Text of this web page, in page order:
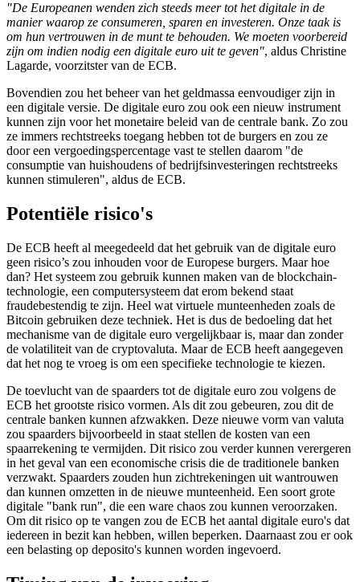
"De Europeanen wenden zich steeds meer tot het digitale in de
manier waarop ze consumeren, sparen en investeren. Onze taak is
om hun vertrouwen in de munt te behouden. We moeten voorbereid
zijn om indien nodig een digitale euro uit te geven", aldus Christine
Lagarde, voorzitster van de ECB.
Bovendien zou het beheer van het geldmassa eenvoudiger zijn in
een digitale versie. De digitale euro zou ook een nieuw instrument
kunnen zijn voor het monetaire beleid van de centrale bank. Zo zou
ze immers rechtstreeks toegang hebben tot de burgers en zou ze
door een vergoedingspercentage vast te stellen daarom "de
consumptie van huishoudens of bedrijfsinvesteringen rechtstreeks
kunnen stimuleren", aldus de ECB.
Potentiële risico's
De ECB heeft al meegedeeld dat het gebruik van de digitale euro
geen risico’s zou inhouden voor de Europese burgers. Maar hoe
dan? Het systeem zou gebruik kunnen maken van de blockchain-
technologie, een computersysteem dat erom bekend staat
fraudebestendig te zijn. Heel wat virtuele munteenheden zoals de
Bitcoin gebruiken deze techniek. Het is dus de bedoeling dat het
mechanisme van de digitale euro vergelijkbaar is, maar dan zonder
de volatiliteit van de cryptovaluta. Maar de ECB heeft aangegeven
dat het nog te vroeg is om een specifieke technologie te kiezen.
De toevlucht van de spaarders tot de digitale euro zou volgens de
ECB het grootste risico vormen. Als dit zou gebeuren, zou dit de
centrale banken kunnen afzwakken. Deze nieuwe vorm van valuta
zou spaarders bijvoorbeeld in staat stellen de kosten van een
spaarrekening te vermijden. Dit risico zou verder kunnen verergeren
in het geval van een economische crisis die de traditionele banken
verzwakt. Spaarders zouden hun zichtrekeningen uit wantrouwen
dan kunnen omzetten in de nieuwe munteenheid. Een soort grote
digitale "bank run", die een ware chaos zou kunnen veroorzaken.
Om dit risico op te vangen zou de ECB het aantal digitale euro's dat
iedereen in bezit kan hebben, willen beperken. Daarnaast zou er ook
een belasting op deposito's kunnen worden ingevoerd.